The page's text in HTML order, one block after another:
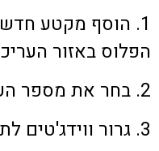
1. הוסף מקטע
הפלוס באזור
2. בחר את מספר העמודות הרצוי.
3. גרור ווידג'טים לתוך העמודות ושורות.